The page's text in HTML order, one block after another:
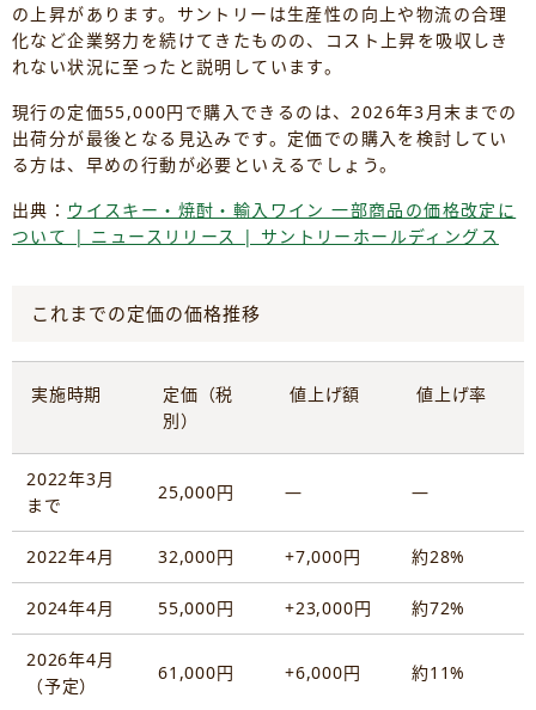
の上昇があります。サントリーは生産性の向上や物流の合理
化など企業努力を続けてきたものの、コスト上昇を吸収しき
れない状況に至ったと説明しています。
現行の定価55,000円で購入できるのは、2026年3月末までの
出荷分が最後となる見込みです。定価での購入を検討してい
る方は、早めの行動が必要といえるでしょう。
出典： ウイスキー・焼酎・輸入ワイン 一部商品の価格改定に
ついて | ニュースリリース | サントリーホールディングス
これまでの定価の価格推移
実施時期
定価（税
別）
値上げ額 値上げ率
2022年3月
まで
25,000円 ― ―
2022年4月 32,000円 +7,000円 約28%
2024年4月 55,000円 +23,000円 約72%
2026年4月
（予定）
61,000円 +6,000円 約11%